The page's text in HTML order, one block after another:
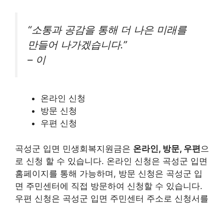
“소통과 공감을 통해 더 나은 미래를
만들어 나가겠습니다.”
– 이
온라인 신청
방문 신청
우편 신청
곡성군 입면 민생회복지원금은 온라인, 방문, 우편 으
로 신청 할 수 있습니다. 온라인 신청은 곡성군 입면
홈페이지를 통해 가능하며, 방문 신청은 곡성군 입
면 주민센터에 직접 방문하여 신청할 수 있습니다.
우편 신청은 곡성군 입면 주민센터 주소로 신청서를